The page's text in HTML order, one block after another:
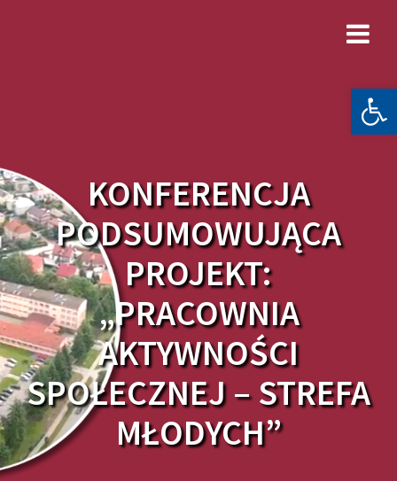
KONFERENCJA
PODSUMOWUJĄCA
PROJEKT:
„PRACOWNIA
AKTYWNOŚCI
SPOŁECZNEJ – STREFA
MŁODYCH”